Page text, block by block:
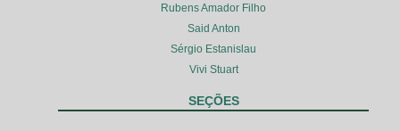
Rubens Amador Filho
Said Anton
Sérgio Estanislau
Vivi Stuart
SEÇÕES